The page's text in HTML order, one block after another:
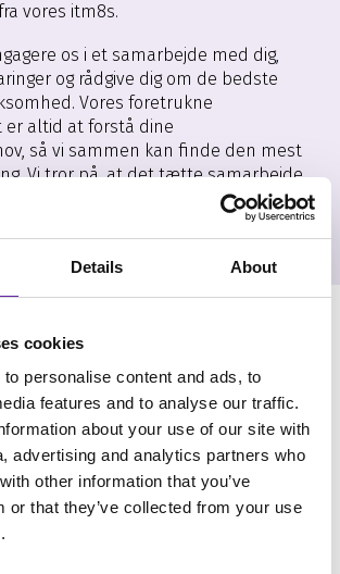
Details About
cookies
personalise content and ads, to
features and to analyse our traffic.
about your use of our site with
advertising and analytics partners who
other information that you’ve
or that they’ve collected from your use
vores itm8s.
os i et samarbejde med dig,
og rådgive dig om de bedste
Vores foretrukne
er altid at forstå dine
så vi sammen kan finde den mest
Vi tror på, at det tætte samarbejde
Skandinavien har
værdi med én
partner
Product Sales-afdeling har